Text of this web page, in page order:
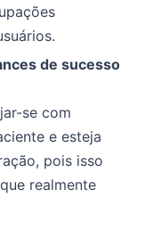
de sucesso
se com
e esteja
pois isso
realmente